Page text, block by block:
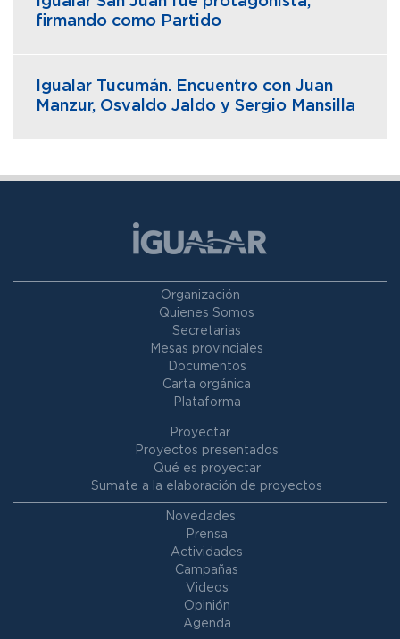
firmando como Partido
Igualar Tucumán. Encuentro con Juan
Manzur, Osvaldo Jaldo y Sergio Mansilla
Organización
Quienes Somos
Secretarias
Mesas provinciales
Documentos
Carta orgánica
Plataforma
Proyectar
Proyectos presentados
Qué es proyectar
Sumate a la elaboración de proyectos
Novedades
Prensa
Actividades
Campañas
Videos
Opinión
Agenda